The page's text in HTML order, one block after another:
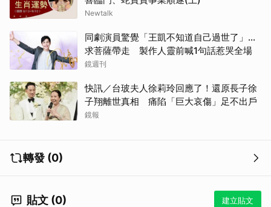
Newtalk
同劇演員驚覺「王凱不知道自己過世了」...
求菩薩帶走 製作人靈前喊1句話惹哭全場
鏡週刊
快訊／台玻夫人徐莉玲回應了！還原長子徐
子翔離世真相 痛陷「巨大哀傷」足不出戶
鏡報
轉發 (0)
貼文 (0) 建立貼文